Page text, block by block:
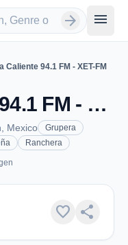
arrow_forward menu
Caliente 94.1 FM - XET-FM
La Caliente 94.1 FM - XET-FM - FM 94.1 - Monterrey, NL
Mexico
Grupera
Ranchera
favorite share